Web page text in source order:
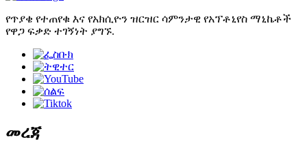
የጥያቄ የተጠየቁ እና የአክሲዮን ዝርዝር ሳምንታዊ የአፕቶኒየስ ማኒኬቶች
የዋጋ ፍቃድ ተገኝነት ያግኙ.
መረጃ